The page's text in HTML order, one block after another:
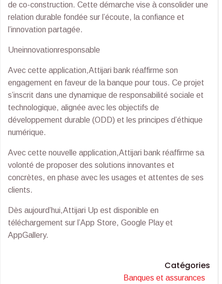
de co-construction. Cette démarche vise à consolider une
relation durable fondée sur l’écoute, la confiance et
l’innovation partagée.
Uneinnovationresponsable
Avec cette application,Attijari bank réaffirme son
engagement en faveur de la banque pour tous. Ce projet
s’inscrit dans une dynamique de responsabilité sociale et
technologique, alignée avec les objectifs de
développement durable (ODD) et les principes d’éthique
numérique.
Avec cette nouvelle application,Attijari bank réaffirme sa
volonté de proposer des solutions innovantes et
concrètes, en phase avec les usages et attentes de ses
clients.
Dès aujourd’hui,Attijari Up est disponible en
téléchargement sur l’App Store, Google Play et
AppGallery.
Catégories
Banques et assurances